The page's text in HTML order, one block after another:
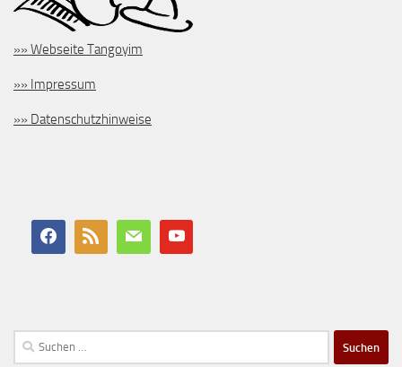
»» Webseite Tangoyim
»» Impressum
»» Datenschutzhinweise
Suchen
nach: